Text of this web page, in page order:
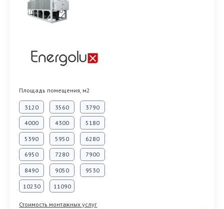
Площадь помещения, м2
3120 3560 3790
4000 4300 5180
5390 5950 6280
6950 7280 7900
8490 9050 9530
10230 11090
Стоимость монтажных услуг